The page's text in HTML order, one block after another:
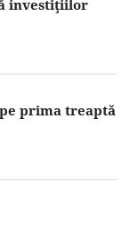
investiţiilor
prima treaptă